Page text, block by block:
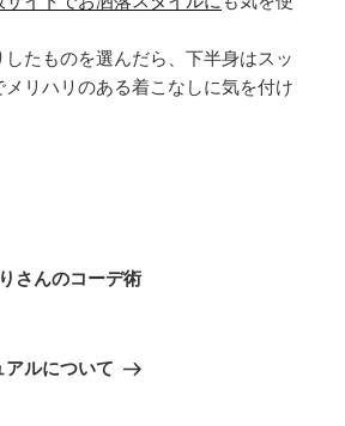
したものを選んだら、下半身はスッ
リハリのある着こなしに気を付け
さんのコーデ術
ルについて